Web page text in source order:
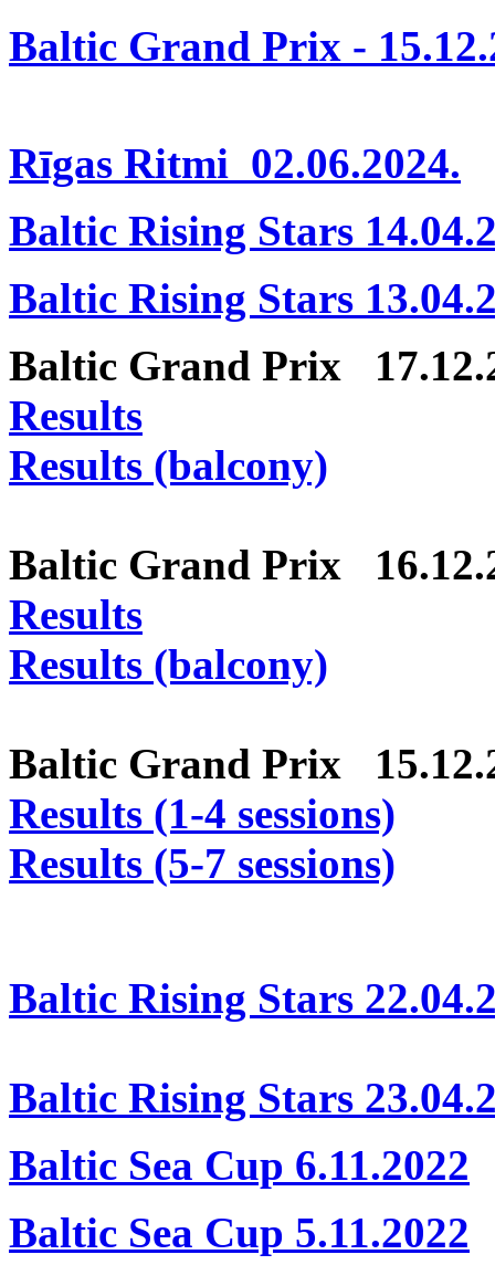
Baltic Grand Prix -
Rīgas Ritmi 02.06.2024.
Baltic Rising Stars
Baltic Rising Stars
Baltic Grand Prix
Results
Results (balcony)
Baltic Grand Prix
Results
Results (balcony)
Baltic Grand Prix
Results (1-4 sessions)
Results (5-7 sessions)
Baltic Rising Stars
Baltic Rising Stars
Baltic Sea Cup 6.11.2022
Baltic Sea Cup 5.11.2022